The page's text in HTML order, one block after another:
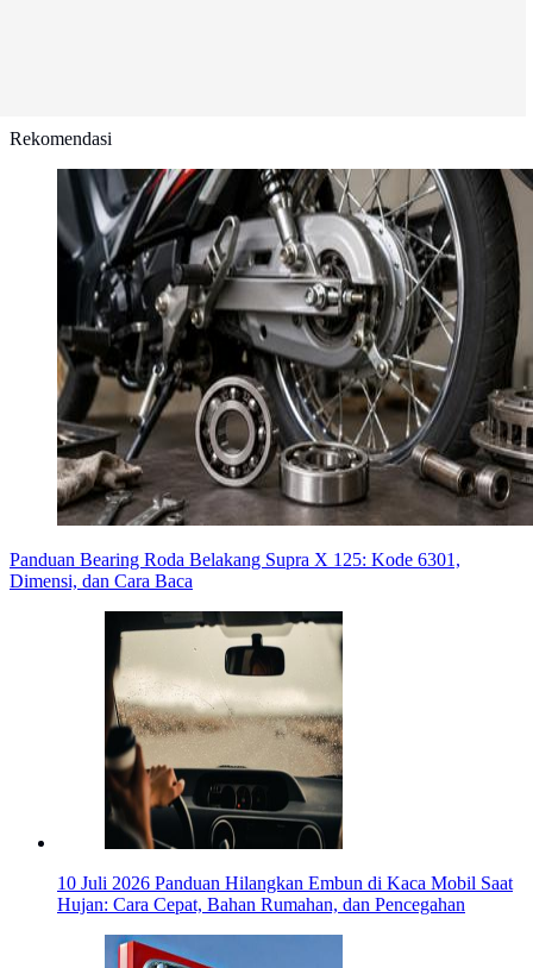
Rekomendasi
Panduan Bearing Roda Belakang Supra X 125: Kode 6301,
Dimensi, dan Cara Baca
10 Juli 2026 Panduan Hilangkan Embun di Kaca Mobil Saat
Hujan: Cara Cepat, Bahan Rumahan, dan Pencegahan